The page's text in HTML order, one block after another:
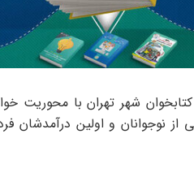
کتابخوان شهر تهران با محوریت